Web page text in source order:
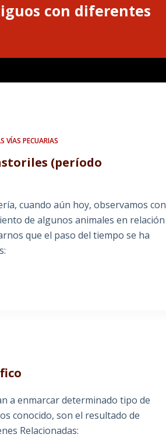
con diferentes
VÍAS PECUARIAS
(período
cuando aún hoy, observamos con
de algunos animales en relación
que el paso del tiempo se ha
a enmarcar determinado tipo de
conocido, son el resultado de
Relacionadas: